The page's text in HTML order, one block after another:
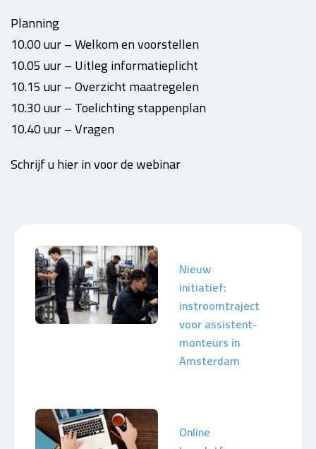
Planning
10.00 uur – Welkom en voorstellen
10.05 uur – Uitleg informatieplicht
10.15 uur – Overzicht maatregelen
10.30 uur – Toelichting stappenplan
10.40 uur – Vragen
Schrijf u hier in voor de webinar
Nieuw
initiatief:
instroomtraject
voor assistent-
monteurs in
Amsterdam
Online